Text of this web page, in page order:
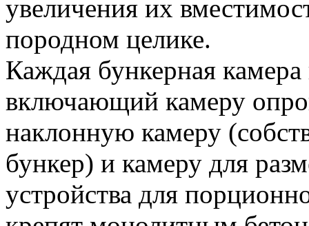
увеличения их
породном целике.
Каждая бункерная
включающий камеру
наклонную камеру
бункер) и камеру для
устройства для